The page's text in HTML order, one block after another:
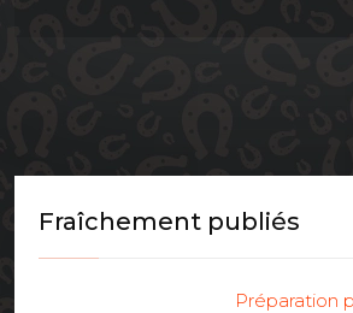
Fraîchement publiés
Préparation